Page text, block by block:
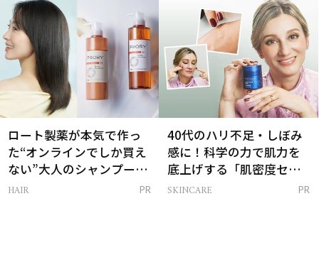
ロート製薬が本気で作っ
た“オンラインでしか買え
ない”大人のシャンプー＆
トリートメントって？
HAIR PR
40代のハリ不足・しぼみ
感に！科学の力で肌力を
底上げする「肌密度セラ
ム」
SKINCARE PR